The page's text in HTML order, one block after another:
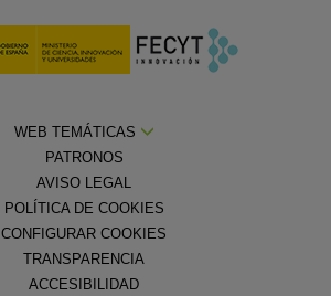
WEB TEMÁTICAS
PATRONOS
AVISO LEGAL
POLÍTICA DE COOKIES
CONFIGURAR COOKIES
TRANSPARENCIA
ACCESIBILIDAD